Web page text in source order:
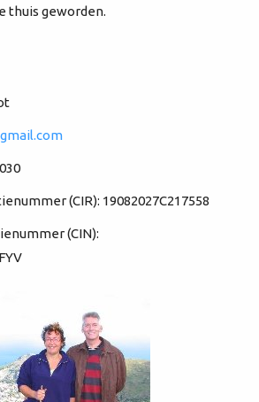
thuis geworden.
(CIR): 19082027C217558
(CIN):